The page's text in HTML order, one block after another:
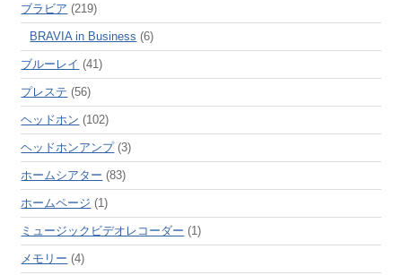
ブラビア (219)
BRAVIA in Business (6)
ブルーレイ (41)
プレステ (56)
ヘッドホン (102)
ヘッドホンアンプ(3)
ホームシアター (83)
ホームページ (1)
ミュージックビデオレコーダー (1)
メモリー (4)